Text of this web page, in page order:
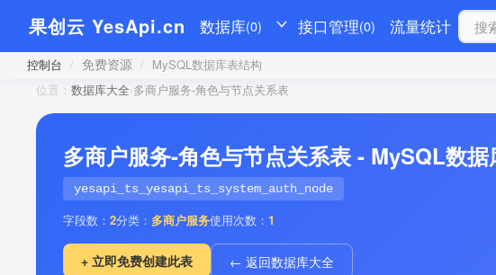
果创云 YesApi.cn 数据库(0) 接口管理(0) 流量统计
控制台 / 免费资源 / MySQL数据库表结构
位置： 数据库大全›多商户服务-角色与节点关系表
多商户服务-角色与节点关系表 - MySQL数
yesapi_ts_yesapi_ts_system_auth_node
字段数： 2分类： 多商户服务使用次数： 1
+ 立即免费创建此表 ← 返回数据库大全